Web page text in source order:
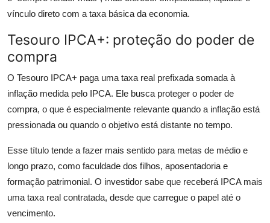
vínculo direto com a taxa básica da economia.
Tesouro IPCA+: proteção do poder de
compra
O Tesouro IPCA+ paga uma taxa real prefixada somada à
inflação medida pelo IPCA. Ele busca proteger o poder de
compra, o que é especialmente relevante quando a inflação está
pressionada ou quando o objetivo está distante no tempo.
Esse título tende a fazer mais sentido para metas de médio e
longo prazo, como faculdade dos filhos, aposentadoria e
formação patrimonial. O investidor sabe que receberá IPCA mais
uma taxa real contratada, desde que carregue o papel até o
vencimento.